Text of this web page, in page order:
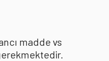
madde vs